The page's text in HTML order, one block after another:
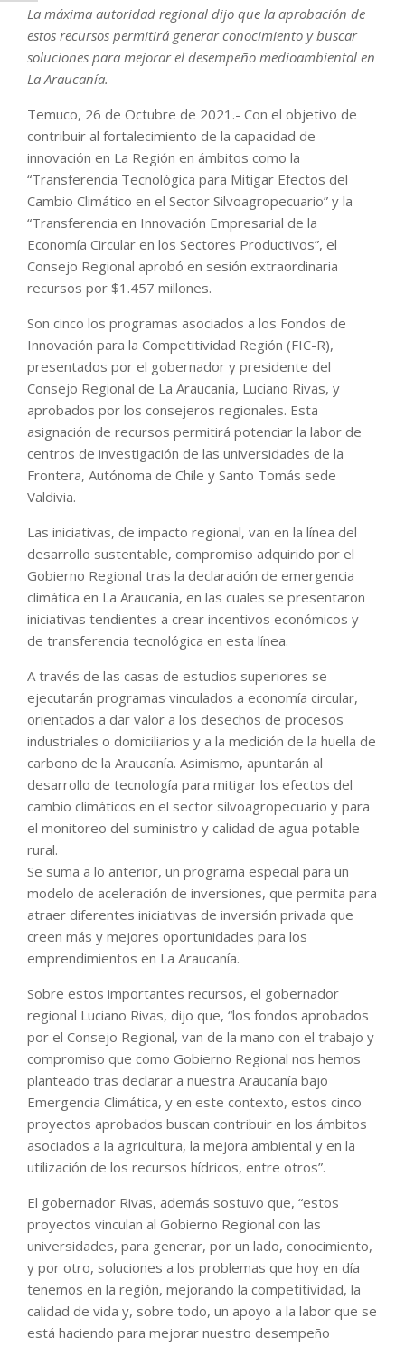
La máxima autoridad regional dijo que la aprobación de
estos recursos permitirá generar conocimiento y buscar
soluciones para mejorar el desempeño medioambiental en
La Araucanía.
Temuco, 26 de Octubre de 2021.- Con el objetivo de
contribuir al fortalecimiento de la capacidad de
innovación en La Región en ámbitos como la
“Transferencia Tecnológica para Mitigar Efectos del
Cambio Climático en el Sector Silvoagropecuario” y la
“Transferencia en Innovación Empresarial de la
Economía Circular en los Sectores Productivos”, el
Consejo Regional aprobó en sesión extraordinaria
recursos por $1.457 millones.
Son cinco los programas asociados a los Fondos de
Innovación para la Competitividad Región (FIC-R),
presentados por el gobernador y presidente del
Consejo Regional de La Araucanía, Luciano Rivas, y
aprobados por los consejeros regionales. Esta
asignación de recursos permitirá potenciar la labor de
centros de investigación de las universidades de la
Frontera, Autónoma de Chile y Santo Tomás sede
Valdivia.
Las iniciativas, de impacto regional, van en la línea del
desarrollo sustentable, compromiso adquirido por el
Gobierno Regional tras la declaración de emergencia
climática en La Araucanía, en las cuales se presentaron
iniciativas tendientes a crear incentivos económicos y
de transferencia tecnológica en esta línea.
A través de las casas de estudios superiores se
ejecutarán programas vinculados a economía circular,
orientados a dar valor a los desechos de procesos
industriales o domiciliarios y a la medición de la huella de
carbono de la Araucanía. Asimismo, apuntarán al
desarrollo de tecnología para mitigar los efectos del
cambio climáticos en el sector silvoagropecuario y para
el monitoreo del suministro y calidad de agua potable
rural.
Se suma a lo anterior, un programa especial para un
modelo de aceleración de inversiones, que permita para
atraer diferentes iniciativas de inversión privada que
creen más y mejores oportunidades para los
emprendimientos en La Araucanía.
Sobre estos importantes recursos, el gobernador
regional Luciano Rivas, dijo que, “los fondos aprobados
por el Consejo Regional, van de la mano con el trabajo y
compromiso que como Gobierno Regional nos hemos
planteado tras declarar a nuestra Araucanía bajo
Emergencia Climática, y en este contexto, estos cinco
proyectos aprobados buscan contribuir en los ámbitos
asociados a la agricultura, la mejora ambiental y en la
utilización de los recursos hídricos, entre otros”.
El gobernador Rivas, además sostuvo que, “estos
proyectos vinculan al Gobierno Regional con las
universidades, para generar, por un lado, conocimiento,
y por otro, soluciones a los problemas que hoy en día
tenemos en la región, mejorando la competitividad, la
calidad de vida y, sobre todo, un apoyo a la labor que se
está haciendo para mejorar nuestro desempeño